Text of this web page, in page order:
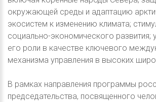
окружающей среды и адаптацию
экосистем к изменению климата;
социально-экономического развития;
его роли в качестве ключевого
механизма управления в высоких
В рамках направления программы
председательства, посвященного